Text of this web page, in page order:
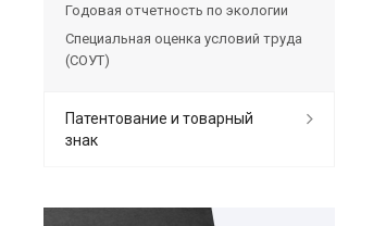
Годовая отчетность по экологии
Специальная оценка условий труда
(СОУТ)
Патентование и товарный
знак